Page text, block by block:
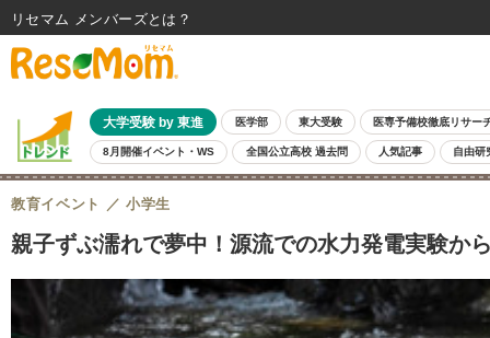
大学受験 by 東進 医学部 東大受験 医専予備校徹底リサー
8月開催イベント・WS 全国公立高校 過去問 人気記事 自由研
親子ずぶ濡れで夢中！源流での水力発電実験か
教育イベント 小学生
リセマム メンバーズ